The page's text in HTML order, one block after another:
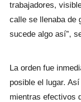
trabajadores,
calle se llenaba de
sucede algo así”,
La orden fue
posible el lugar.
mientras efectivos